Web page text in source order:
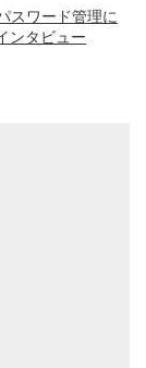
スワード管理に
ンタビュー